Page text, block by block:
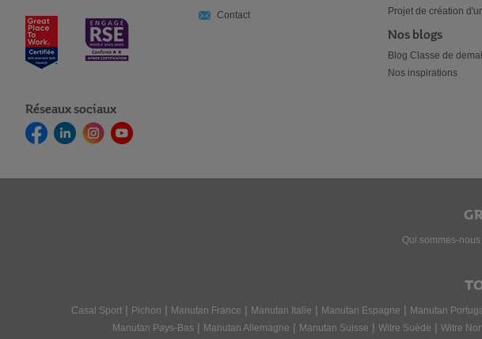
Réseaux sociaux
Contact
Projet de création
Nos blogs
Blog Classe de
Nos inspirations
Qui sommes-nous
Casal Sport | Pichon | Manutan France | Manutan Italie | Manutan Espagne | Manutan
Manutan Pays-Bas | Manutan Allemagne | Manutan Suisse | Witre Suède | Witre